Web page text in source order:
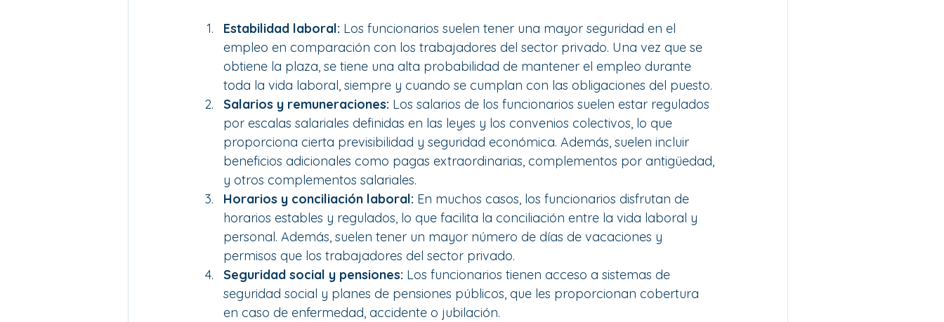
Estabilidad laboral: Los funcionarios suelen tener una mayor seguridad en el
empleo en comparación con los trabajadores del sector privado. Una vez que se
obtiene la plaza, se tiene una alta probabilidad de mantener el empleo durante
toda la vida laboral, siempre y cuando se cumplan con las obligaciones del puesto.
Salarios y remuneraciones: Los salarios de los funcionarios suelen estar regulados
por escalas salariales definidas en las leyes y los convenios colectivos, lo que
proporciona cierta previsibilidad y seguridad económica. Además, suelen incluir
beneficios adicionales como pagas extraordinarias, complementos por antigüedad,
y otros complementos salariales.
Horarios y conciliación laboral: En muchos casos, los funcionarios disfrutan de
horarios estables y regulados, lo que facilita la conciliación entre la vida laboral y
personal. Además, suelen tener un mayor número de días de vacaciones y
permisos que los trabajadores del sector privado.
Seguridad social y pensiones: Los funcionarios tienen acceso a sistemas de
seguridad social y planes de pensiones públicos, que les proporcionan cobertura
en caso de enfermedad, accidente o jubilación.